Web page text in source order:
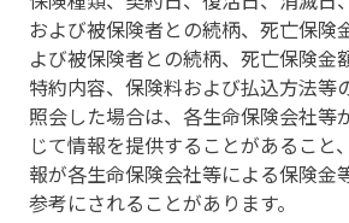
および被保険者との続柄、死亡保険
よび被保険者との続柄、死亡保険金
特約内容、保険料および払込方法等
照会した場合は、各生命保険会社等
じて情報を提供することがあること
報が各生命保険会社等による保険金
参考にされることがあります。